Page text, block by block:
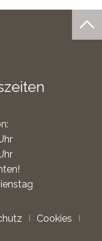
Cookies